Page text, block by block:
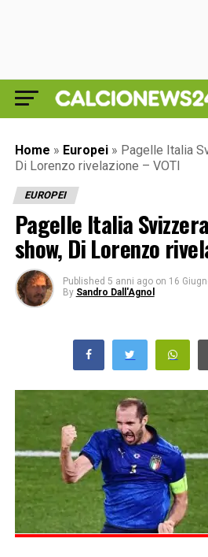
Home » Europei » Pagelle Italia
Di Lorenzo rivelazione – VOTI
EUROPEI
Pagelle Italia
show, Di Lorenzo
Published 5 anni ago on 16
By Sandro Dall'Agnol